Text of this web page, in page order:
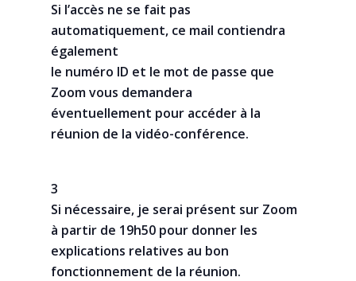
Si l’accès ne se fait pas
automatiquement, ce mail contiendra
également
le numéro ID et le mot de passe que
Zoom vous demandera
éventuellement pour accéder à la
réunion de la vidéo-conférence.
3
Si nécessaire, je serai présent sur Zoom
à partir de 19h50 pour donner les
explications relatives au bon
fonctionnement de la réunion.